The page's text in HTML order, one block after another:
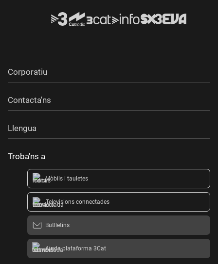
Corporatiu
Contacta'ns
Llengua
Troba'ns a
Mòbils i tauletes
Televisions connectades
Butlletins
Ajuda plataforma 3Cat